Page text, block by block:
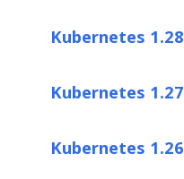
Kubernetes 1.28
Kubernetes 1.27
Kubernetes 1.26